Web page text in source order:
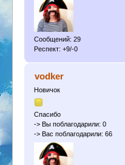
Сообщений: 29
Респект: +9/-0
vodker
Новичок
Спасибо
-> Вы поблагодарили: 0
-> Вас поблагодарили: 66